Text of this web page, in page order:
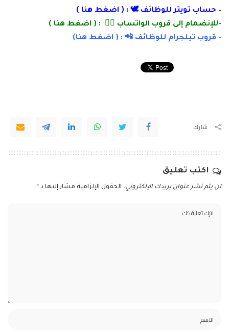
– حساب تويتر للوظائف 🕊 : ( اضغط هنا )
-للإنضمام إلى قروب الواتساب 👌🏽 : ( اضغط هنا )
– قروب تيلجرام للوظائف 📲 : ( اضغط هنا)
شارك
اكتب تعليق
لن يتم نشر عنوان بريدك الإلكتروني. الحقول الإلزامية مشار إليها بـ *